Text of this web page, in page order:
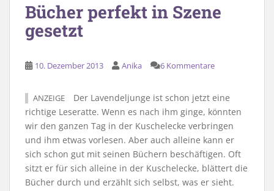
Bücher perfekt in Szene
gesetzt
10. Dezember 2013 Anika 6 Kommentare
ANZEIGE
Der Lavendeljunge ist schon jetzt eine
richtige Leseratte. Wenn es nach ihm ginge, könnten
wir den ganzen Tag in der Kuschelecke verbringen
und ihm etwas vorlesen. Aber auch alleine kann er
sich schon gut mit seinen Büchern beschäftigen. Oft
sitzt er für sich alleine in der Kuschelecke, blättert die
Bücher durch und erzählt sich selbst, was er sieht.